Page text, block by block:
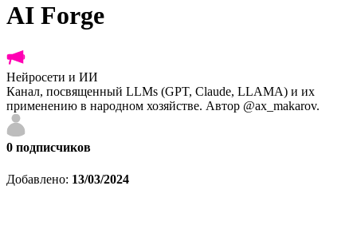
AI Forge
Нейросети и ИИ
Канал, посвященный LLMs (GPT, Claude, LLAMA) и их
применению в народном хозяйстве. Автор @ax_makarov.
0 подписчиков
Добавлено: 13/03/2024